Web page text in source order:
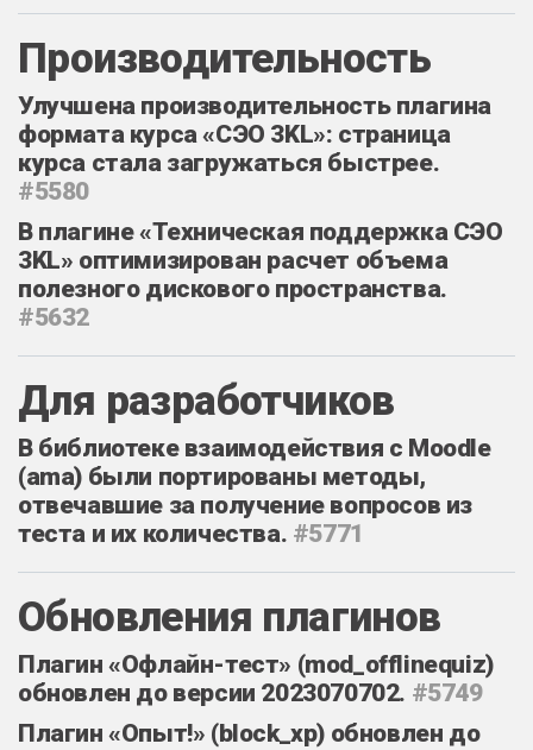
Производительность
Улучшена производительность плагина
формата курса «СЭО 3KL»: страница
курса стала загружаться быстрее.
#5580
В плагине «Техническая поддержка СЭО
3KL» оптимизирован расчет объема
полезного дискового пространства.
#5632
Для разработчиков
В библиотеке взаимодействия с Moodle
(ama) были портированы методы,
отвечавшие за получение вопросов из
теста и их количества. #5771
Обновления плагинов
Плагин «Офлайн-тест» (mod_offlinequiz)
обновлен до версии 2023070702. #5749
Плагин «Опыт!» (block_xp) обновлен до